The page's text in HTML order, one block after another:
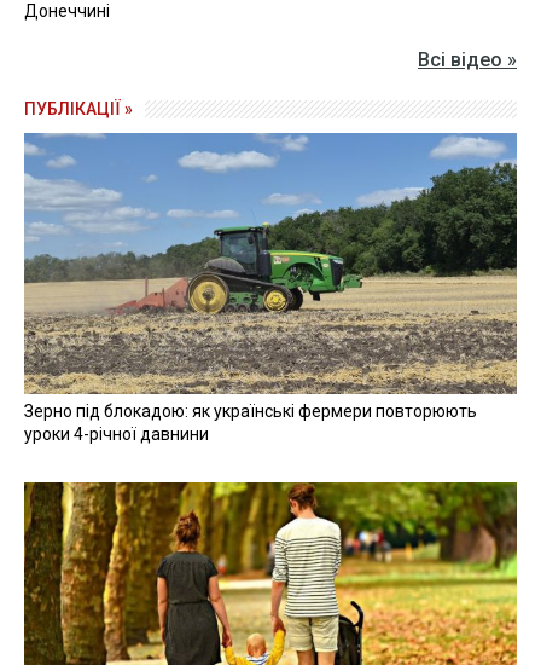
Донеччині
Всі відео »
ПУБЛІКАЦІЇ »
Зерно під блокадою: як українські фермери повторюють
уроки 4-річної давнини